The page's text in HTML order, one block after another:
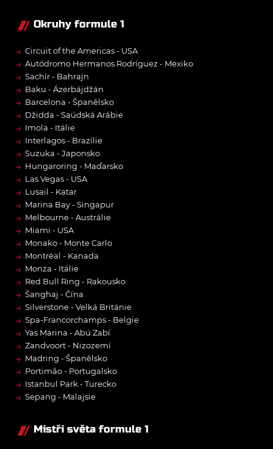
Okruhy formule 1
→ Circuit of the Americas - USA
→ Autódromo Hermanos Rodríguez - Mexiko
→ Sachír - Bahrajn
→ Baku - Ázerbájdžán
→ Barcelona - Španělsko
→ Džidda - Saúdská Arábie
→ Imola - Itálie
→ Interlagos - Brazílie
→ Suzuka - Japonsko
→ Hungaroring - Maďarsko
→ Las Vegas - USA
→ Lusail - Katar
→ Marina Bay - Singapur
→ Melbourne - Austrálie
→ Miami - USA
→ Monako - Monte Carlo
→ Montréal - Kanada
→ Monza - Itálie
→ Red Bull Ring - Rakousko
→ Šanghaj - Čína
→ Silverstone - Velká Británie
→ Spa-Francorchamps - Belgie
→ Yas Marina - Abú Zabí
→ Zandvoort - Nizozemí
→ Madring - Španělsko
→ Portimão - Portugalsko
→ Istanbul Park - Turecko
→ Sepang - Malajsie
Mistři světa formule 1